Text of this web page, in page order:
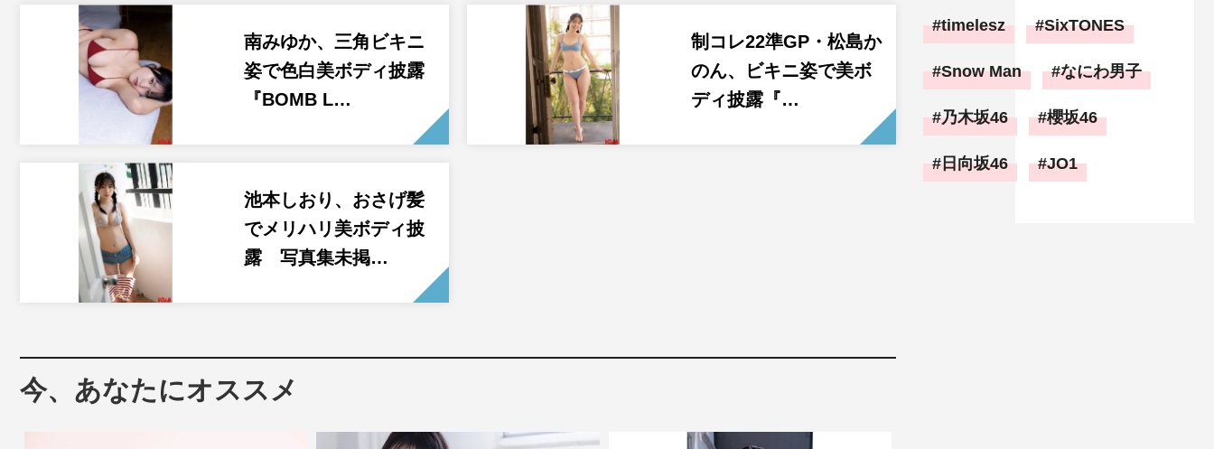
南みゆか、三角ビキニ
姿で色白美ボディ披露
『BOMB L…
制コレ22準GP・松島か
のん、ビキニ姿で美ボ
ディ披露『…
池本しおり、おさげ髪
でメリハリ美ボディ披
露 写真集未掲…
今、あなたにオススメ
timelesz SixTONES
Snow Man なにわ男子
乃木坂46 櫻坂46
日向坂46 JO1